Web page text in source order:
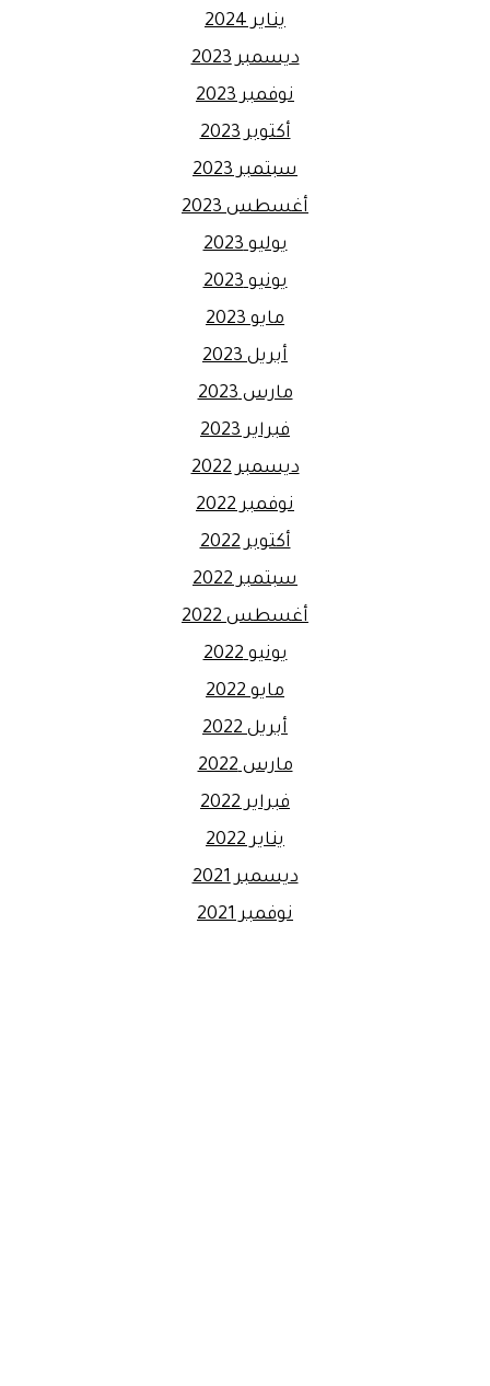
يناير 2024
ديسمبر 2023
نوفمبر 2023
أكتوبر 2023
سبتمبر 2023
أغسطس 2023
يوليو 2023
يونيو 2023
مايو 2023
أبريل 2023
مارس 2023
فبراير 2023
ديسمبر 2022
نوفمبر 2022
أكتوبر 2022
سبتمبر 2022
أغسطس 2022
يونيو 2022
مايو 2022
أبريل 2022
مارس 2022
فبراير 2022
يناير 2022
ديسمبر 2021
نوفمبر 2021